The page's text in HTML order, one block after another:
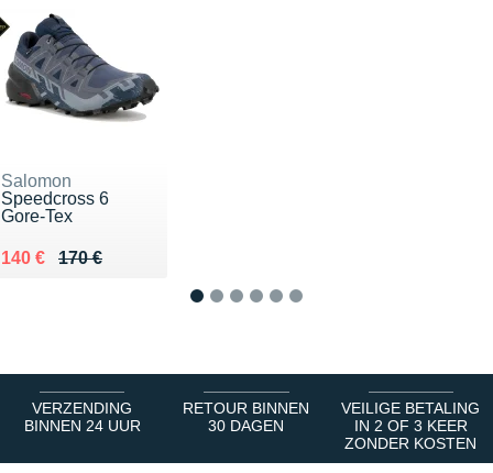
Salomon
Speedcross 6
Gore-Tex
170 €
Au lieu de 170 €
140 €
Vendu 140 €
VERZENDING
BINNEN 24 UUR
RETOUR BINNEN
30 DAGEN
VEILIGE BETALING
IN 2 OF 3 KEER
ZONDER KOSTEN